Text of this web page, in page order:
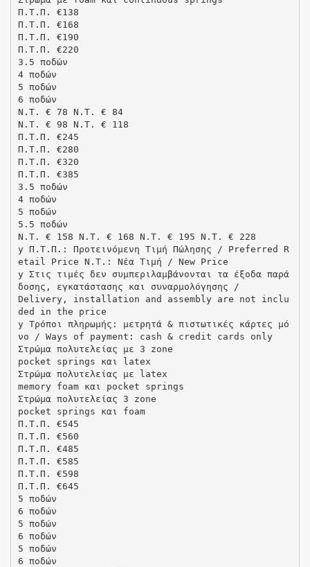
Π.Τ.Π. €138
Π.Τ.Π. €168
Π.Τ.Π. €190
Π.Τ.Π. €220
3.5 ποδών
4 ποδών
5 ποδών
6 ποδών
N.T. € 78 N.T. € 84
N.T. € 98 N.T. € 118
Π.Τ.Π. €245
Π.Τ.Π. €280
Π.Τ.Π. €320
Π.Τ.Π. €385
3.5 ποδών
4 ποδών
5 ποδών
5.5 ποδών
N.T. € 158 N.T. € 168 N.T. € 195 N.T. € 228
y Π.Τ.Π.: Προτεινόμενη Τιμή Πώλησης / Preferred R
etail Price N.T.: Νέα Τιμή / New Price
y Στις τιμές δεν συμπεριλαμβάνονται τα έξοδα παρά
δοσης, εγκατάστασης και συναρμολόγησης /
Delivery, installation and assembly are not inclu
ded in the price
y Τρόποι πληρωμής: μετρητά & πιστωτικές κάρτες μό
νο / Ways of payment: cash & credit cards only
Στρώμα πολυτελείας με 3 zone
pocket springs και latex
Στρώμα πολυτελείας με latex
memory foam και pocket springs
Στρώμα πολυτελείας 3 zone
pocket springs και foam
Π.Τ.Π. €545
Π.Τ.Π. €560
Π.Τ.Π. €485
Π.Τ.Π. €585
Π.Τ.Π. €598
Π.Τ.Π. €645
5 ποδών
6 ποδών
5 ποδών
6 ποδών
5 ποδών
6 ποδών